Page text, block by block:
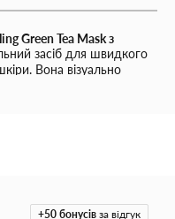
Green Tea Mask з
засіб для швидкого
Вона візуально
і текстуру обличчя,
шкіру.
+50 бонусів за відгук